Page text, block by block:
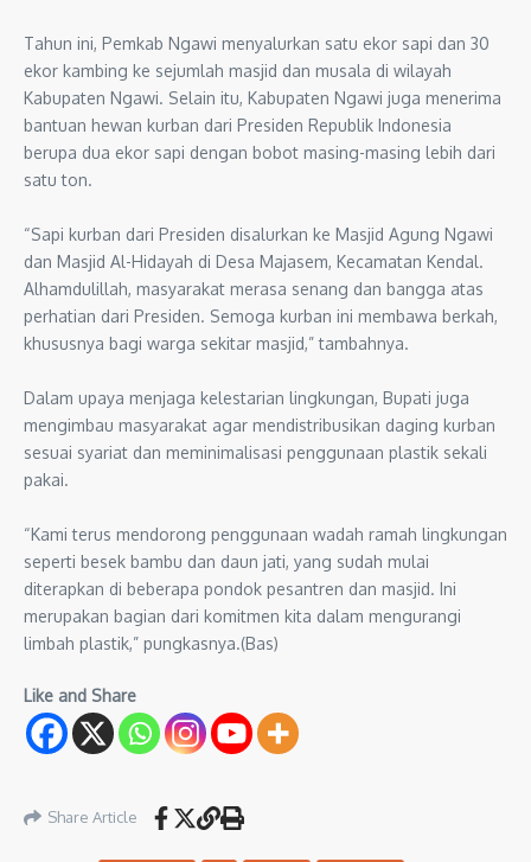
Tahun ini, Pemkab Ngawi menyalurkan satu ekor sapi dan 30
ekor kambing ke sejumlah masjid dan musala di wilayah
Kabupaten Ngawi. Selain itu, Kabupaten Ngawi juga menerima
bantuan hewan kurban dari Presiden Republik Indonesia
berupa dua ekor sapi dengan bobot masing-masing lebih dari
satu ton.
“Sapi kurban dari Presiden disalurkan ke Masjid Agung Ngawi
dan Masjid Al-Hidayah di Desa Majasem, Kecamatan Kendal.
Alhamdulillah, masyarakat merasa senang dan bangga atas
perhatian dari Presiden. Semoga kurban ini membawa berkah,
khususnya bagi warga sekitar masjid,” tambahnya.
Dalam upaya menjaga kelestarian lingkungan, Bupati juga
mengimbau masyarakat agar mendistribusikan daging kurban
sesuai syariat dan meminimalisasi penggunaan plastik sekali
pakai.
“Kami terus mendorong penggunaan wadah ramah lingkungan
seperti besek bambu dan daun jati, yang sudah mulai
diterapkan di beberapa pondok pesantren dan masjid. Ini
merupakan bagian dari komitmen kita dalam mengurangi
limbah plastik,” pungkasnya.(Bas)
Like and Share
Share Article